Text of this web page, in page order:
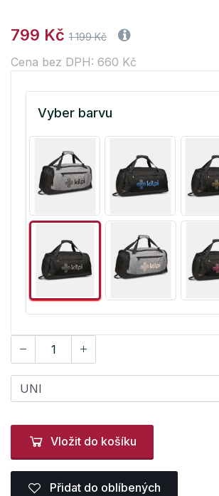
799 Kč 1 199 Kč
Cena bez DPH: 660 Kč
Vyber barvu
Vložit do košíku
Přidat do oblíbených